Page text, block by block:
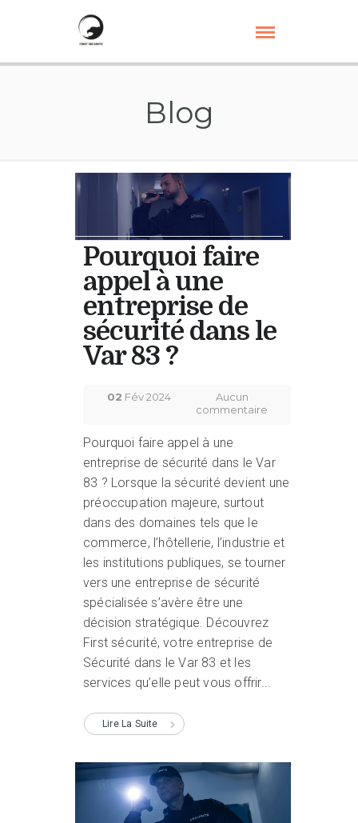
Blog
Pourquoi faire
appel à une
entreprise de
sécurité dans le
Var 83 ?
02 Fév 2024
Aucun
commentaire
Pourquoi faire appel à une
entreprise de sécurité dans le Var
83 ? Lorsque la sécurité devient une
préoccupation majeure, surtout
dans des domaines tels que le
commerce, l’hôtellerie, l’industrie et
les institutions publiques, se tourner
vers une entreprise de sécurité
spécialisée s’avère être une
décision stratégique. Découvrez
First sécurité, votre entreprise de
Sécurité dans le Var 83 et les
services qu’elle peut vous offrir...
Lire La Suite